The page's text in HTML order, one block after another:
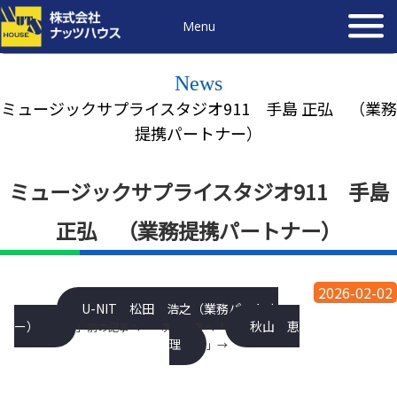
Menu
News
ミュージックサプライスタジオ911 手島 正弘 （業務
提携パートナー）
ミュージックサプライスタジオ911 手島
正弘 （業務提携パートナー）
2026-02-02
←「
U-NIT 松田 浩之（業務パートナ
ー）
」前の記事へ 次の記事へ「
秋山 恵
理
」→